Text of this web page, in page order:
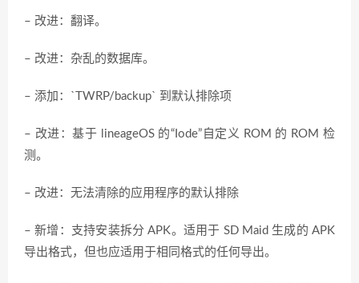
– 改进：翻译。
– 改进：杂乱的数据库。
– 添加：`TWRP/backup` 到默认排除项
– 改进：基于 lineageOS 的“Iode”自定义 ROM 的 ROM 检
测。
– 改进：无法清除的应用程序的默认排除
– 新增：支持安装拆分 APK。适用于 SD Maid 生成的 APK
导出格式，但也应适用于相同格式的任何导出。